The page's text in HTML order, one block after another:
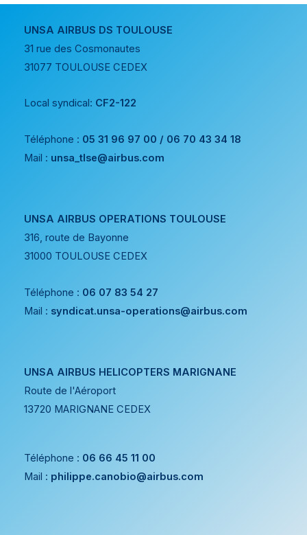
UNSA AIRBUS DS TOULOUSE
31 rue des Cosmonautes
31077 TOULOUSE CEDEX
Local syndical: CF2-122
Téléphone : 05 31 96 97 00 / 06 70 43 34 18
Mail : unsa_tlse@airbus.com
UNSA AIRBUS OPERATIONS TOULOUSE
316, route de Bayonne
31000 TOULOUSE CEDEX
Téléphone : 06 07 83 54 27
Mail : syndicat.unsa-operations@airbus.com
UNSA AIRBUS HELICOPTERS MARIGNANE
Route de l'Aéroport
13720 MARIGNANE CEDEX
Téléphone : 06 66 45 11 00
Mail : philippe.canobio@airbus.com